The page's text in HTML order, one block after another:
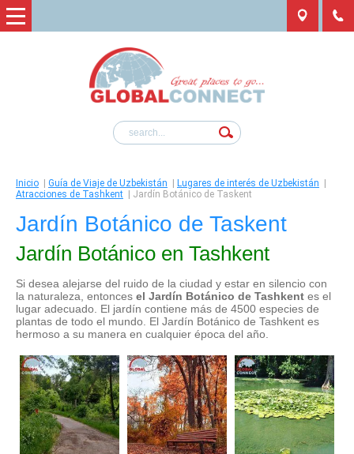
Inicio Guía de Viaje de Uzbekistán Lugares de interés de Uzbekistán
Atracciones de Tashkent
Jardín Botánico de Taskent
Jardín Botánico de Taskent
Jardín Botánico en Tashkent
Si desea alejarse del ruido de la ciudad y estar en silencio con
la naturaleza, entonces el Jardín Botánico de Tashkent es el
lugar adecuado. El jardín contiene más de 4500 especies de
plantas de todo el mundo. El Jardín Botánico de Tashkent es
hermoso a su manera en cualquier época del año.